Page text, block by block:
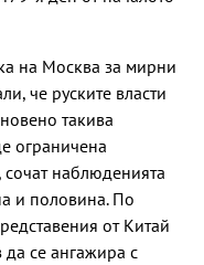
на Москва за мирни
че руските власти
такива
ограничена
наблюденията
и половина. По
от Китай
да се ангажира с